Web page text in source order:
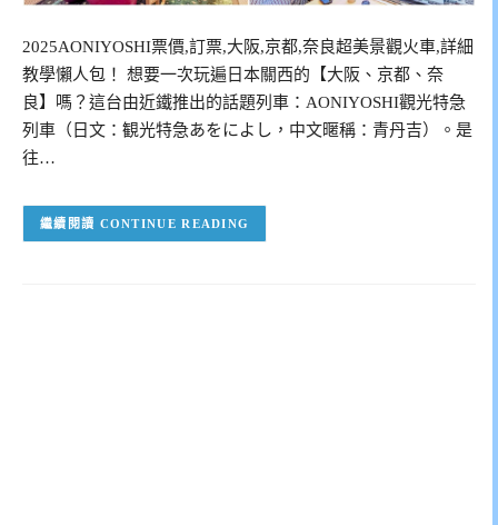
2025AONIYOSHI票價,訂票,大阪,京都,奈良超美景觀火車,詳細
教學懶人包！ 想要一次玩遍日本關西的【大阪、京都、奈
良】嗎？這台由近鐵推出的話題列車：AONIYOSHI觀光特急
列車（日文：観光特急あをによし，中文暱稱：青丹吉）。是
往…
CONTINUE READING